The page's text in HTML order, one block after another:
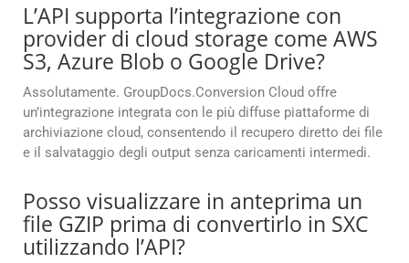
L’API supporta l’integrazione con
provider di cloud storage come AWS
S3, Azure Blob o Google Drive?
Assolutamente. GroupDocs.Conversion Cloud offre
un’integrazione integrata con le più diffuse piattaforme di
archiviazione cloud, consentendo il recupero diretto dei file
e il salvataggio degli output senza caricamenti intermedi.
Posso visualizzare in anteprima un
file GZIP prima di convertirlo in SXC
utilizzando l’API?